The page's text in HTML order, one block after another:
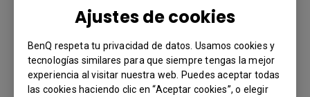
Ajustes de cookies
BenQ respeta tu privacidad de datos. Usamos cookies y
tecnologías similares para que siempre tengas la mejor
experiencia al visitar nuestra web. Puedes aceptar todas
las cookies haciendo clic en “Aceptar cookies”, o elegir
¿Le ha resultado útil esta información?